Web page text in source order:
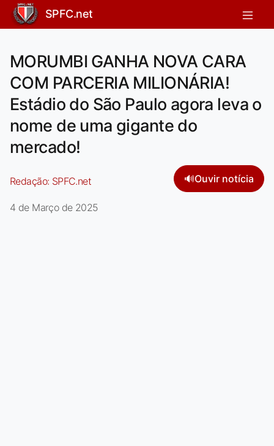
SPFC.net
MORUMBI GANHA NOVA CARA
COM PARCERIA MILIONÁRIA!
Estádio do São Paulo agora leva o
nome de uma gigante do
mercado!
Redação: SPFC.net 🔊Ouvir notícia
4 de Março de 2025